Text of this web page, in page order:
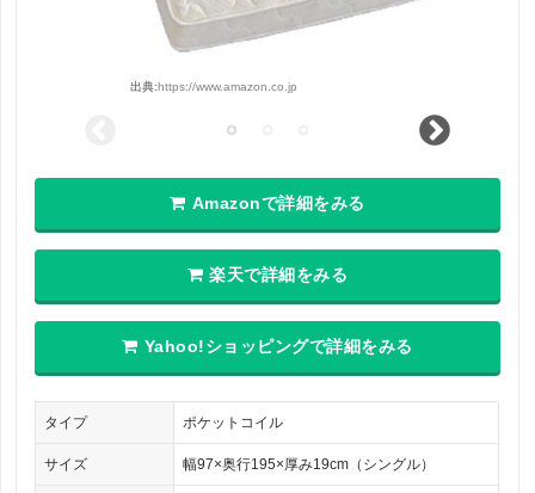
出典:https://www.amazon.co.jp
Amazonで詳細をみる
楽天で詳細をみる
Yahoo!ショッピングで詳細をみる
タイプ ポケットコイル
サイズ 幅97×奥行195×厚み19cm（シングル）